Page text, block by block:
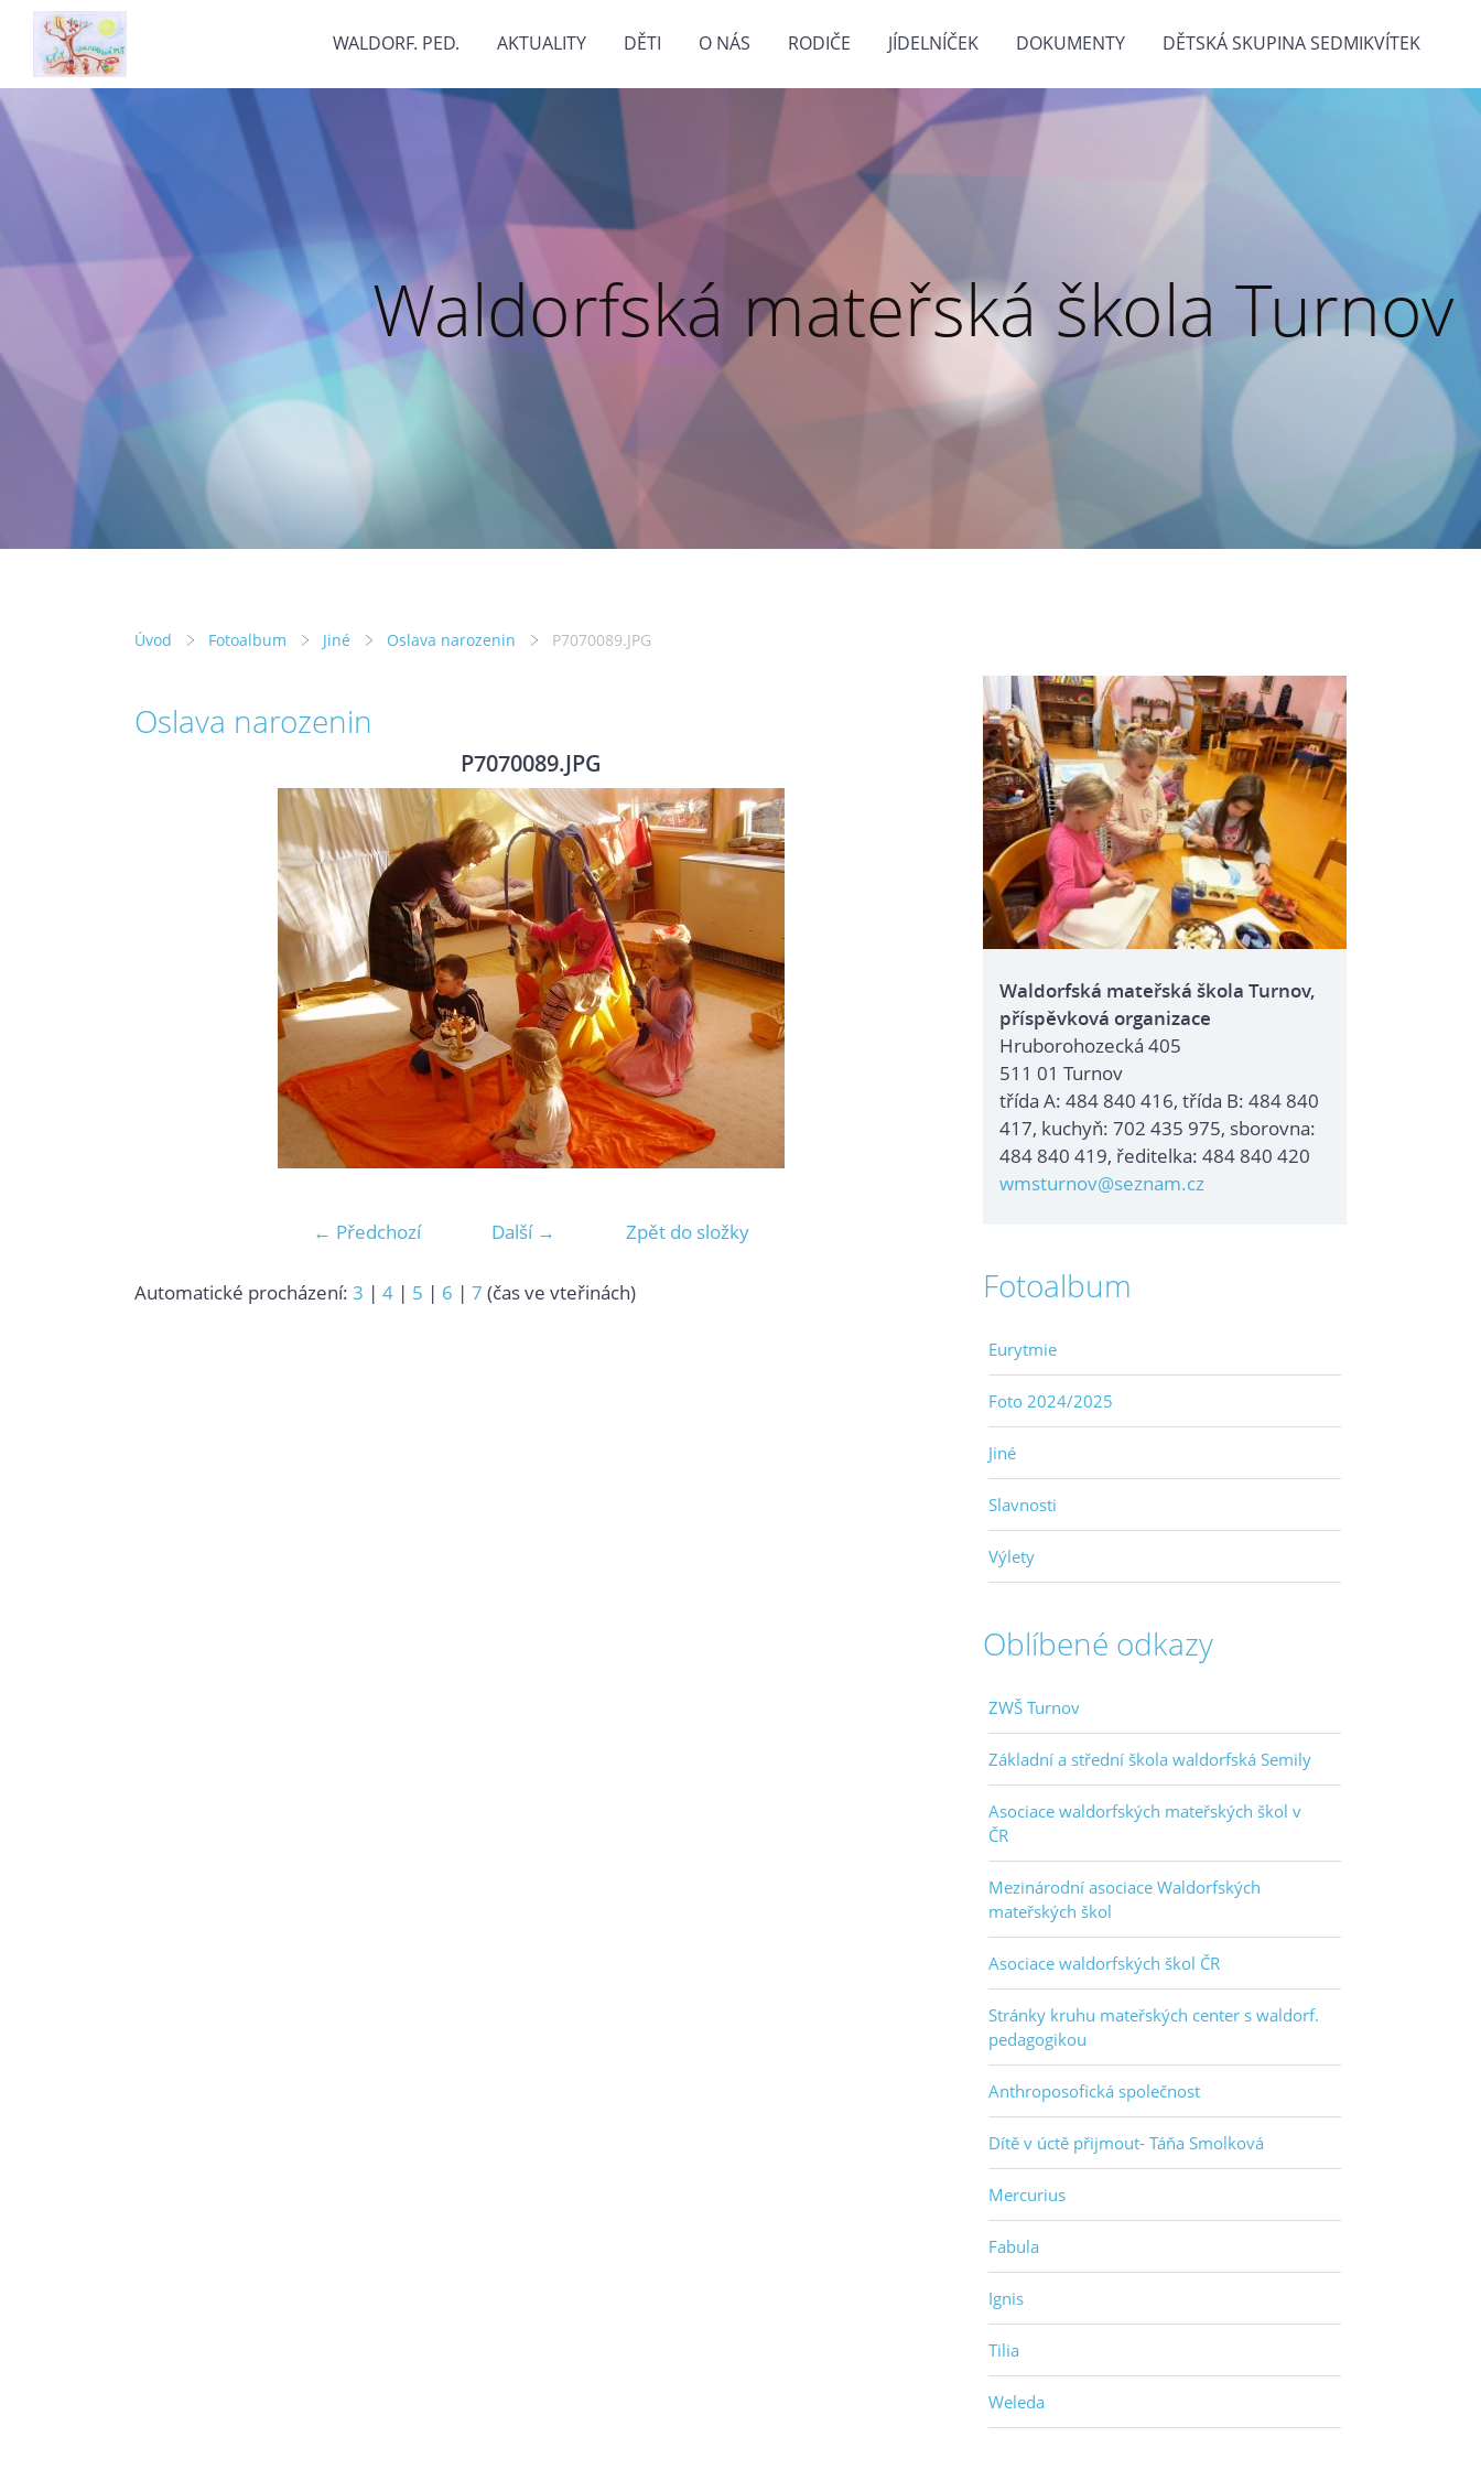
WALDORF. PED. AKTUALITY DĚTI O NÁS RODIČE JÍDELNÍČEK DOKUMENTY DĚTSKÁ SKUPINA SEDMIKVÍTEK
Waldorfská mateřská škola Turnov
Úvod Fotoalbum Jiné Oslava narozenin P7070089.JPG
Oslava narozenin
P7070089.JPG
← Předchozí Další → Zpět do složky
Automatické procházení: 3 | 4 | 5 | 6 | 7 (čas ve vteřinách)
Waldorfská mateřská škola Turnov,
příspěvková organizace
Hruborohozecká 405
511 01 Turnov
třída A: 484 840 416, třída B: 484 840
417, kuchyň: 702 435 975, sborovna:
484 840 419, ředitelka: 484 840 420
wmsturnov@seznam.cz
Fotoalbum
Eurytmie
Foto 2024/2025
Jiné
Slavnosti
Výlety
Oblíbené odkazy
ZWŠ Turnov
Základní a střední škola waldorfská Semily
Asociace waldorfských mateřských škol v
ČR
Mezinárodní asociace Waldorfských
mateřských škol
Asociace waldorfských škol ČR
Stránky kruhu mateřských center s waldorf.
pedagogikou
Anthroposofická společnost
Dítě v úctě přijmout- Táňa Smolková
Mercurius
Fabula
Ignis
Tilia
Weleda